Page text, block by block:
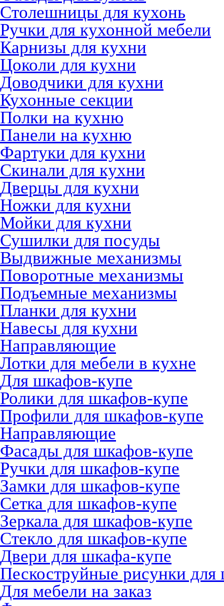
Столешницы для кухонь
Ручки для кухонной мебели
Карнизы для кухни
Цоколи для кухни
Доводчики для кухни
Кухонные секции
Полки на кухню
Панели на кухню
Фартуки для кухни
Скинали для кухни
Дверцы для кухни
Ножки для кухни
Мойки для кухни
Сушилки для посуды
Выдвижные механизмы
Поворотные механизмы
Подъемные механизмы
Планки для кухни
Навесы для кухни
Направляющие
Лотки для мебели в кухне
Для шкафов-купе
Ролики для шкафов-купе
Профили для шкафов-купе
Направляющие
Фасады для шкафов-купе
Ручки для шкафов-купе
Замки для шкафов-купе
Сетка для шкафов-купе
Зеркала для шкафов-купе
Стекло для шкафов-купе
Двери для шкафа-купе
Пескоструйные рисунки
Для мебели на заказ